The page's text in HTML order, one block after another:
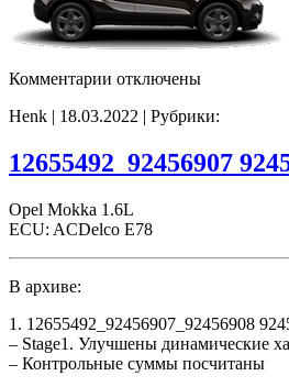
Комментарии к
12642926
86ABJT442317009Q
E2
отключены
Henk | 18.03.2022 | Рубрики:
12655492_92456907
Opel Mokka 1.6L
ECU: ACDelco E78
В архиве:
1. 12655492_92456907_92456908
– Stage1. Улучшены динамические
– Контрольные суммы посчитаны